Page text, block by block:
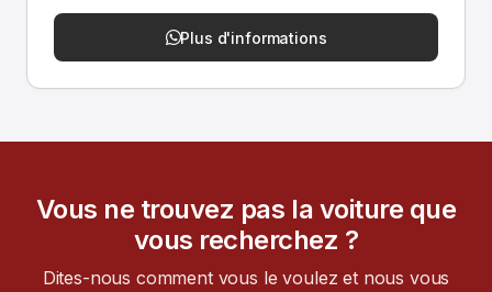
Plus d'informations
Vous ne trouvez pas la voiture que
vous recherchez ?
Dites-nous comment vous le voulez et nous vous